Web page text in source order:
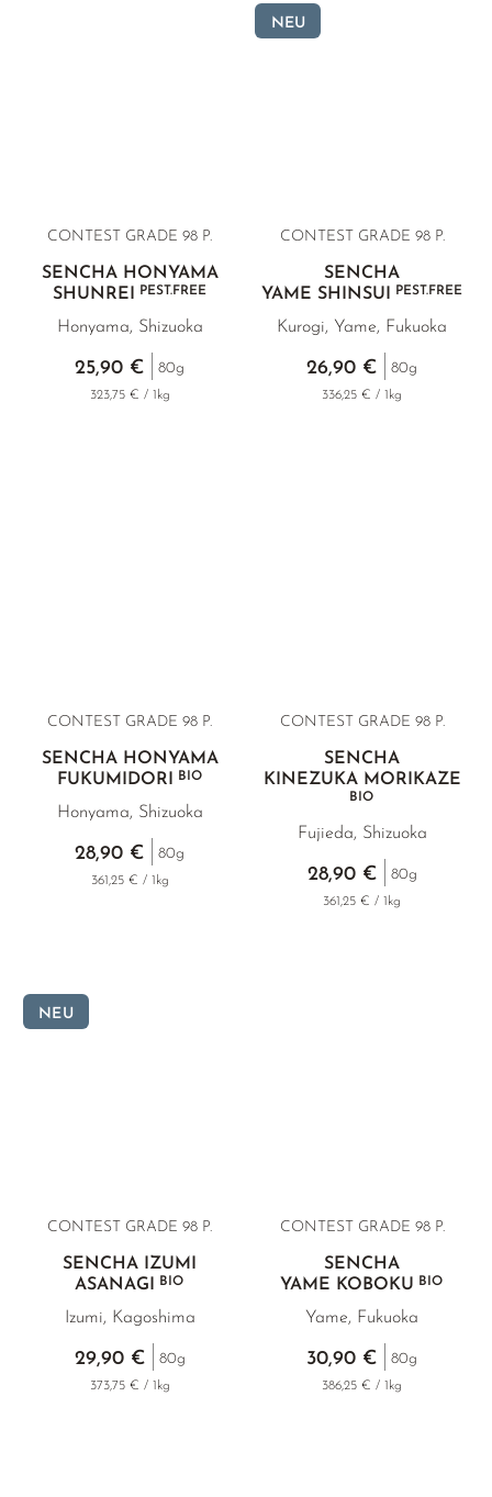
CONTEST GRADE 98 P.
SENCHA HONYAMA
SHUNREI PEST.FREE
Honyama, Shizuoka
25,90 € 80g
323,75 € / 1kg
NEU
CONTEST GRADE 98 P.
SENCHA
YAME SHINSUI PEST.FREE
Kurogi, Yame, Fukuoka
26,90 € 80g
336,25 € / 1kg
CONTEST GRADE 98 P.
SENCHA HONYAMA
FUKUMIDORI
BIO
Honyama, Shizuoka
28,90 € 80g
361,25 € / 1kg
CONTEST GRADE 98 P.
SENCHA
KINEZUKA MORIKAZE
BIO
Fujieda, Shizuoka
28,90 € 80g
361,25 € / 1kg
NEU
CONTEST GRADE 98 P.
SENCHA IZUMI
ASANAGIBIO
Izumi, Kagoshima
29,90 € 80g
373,75 € / 1kg
CONTEST GRADE 98 P.
SENCHA
YAME KOBOKUBIO
Yame, Fukuoka
30,90 € 80g
386,25 € / 1kg